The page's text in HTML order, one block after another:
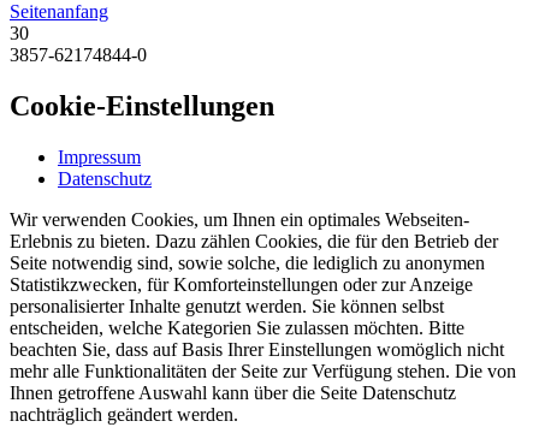
Seitenanfang
30
3857-62174844-0
Cookie-Einstellungen
Impressum
Datenschutz
Wir verwenden Cookies, um Ihnen ein optimales Webseiten-
Erlebnis zu bieten. Dazu zählen Cookies, die für den Betrieb der
Seite notwendig sind, sowie solche, die lediglich zu anonymen
Statistikzwecken, für Komforteinstellungen oder zur Anzeige
personalisierter Inhalte genutzt werden. Sie können selbst
entscheiden, welche Kategorien Sie zulassen möchten. Bitte
beachten Sie, dass auf Basis Ihrer Einstellungen womöglich nicht
mehr alle Funktionalitäten der Seite zur Verfügung stehen. Die von
Ihnen getroffene Auswahl kann über die Seite Datenschutz
nachträglich geändert werden.